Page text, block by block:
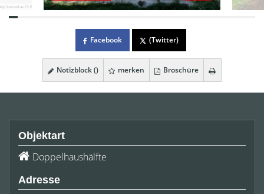
Facebook (Twitter)
Notizblock () merken Broschüre
Objektart
Doppelhaushälfte
Adresse